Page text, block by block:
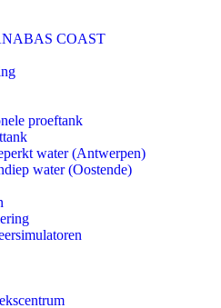
COAST
proeftank
water (Antwerpen)
water (Oostende)